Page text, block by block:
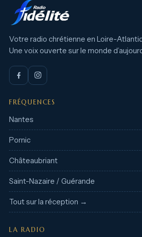
Votre radio chrétienne en Loire-
Une voix ouverte sur le monde
FRÉQUENCES
Nantes
Pornic
Châteaubriant
Saint-Nazaire / Guérande
Tout sur la réception →
LA RADIO